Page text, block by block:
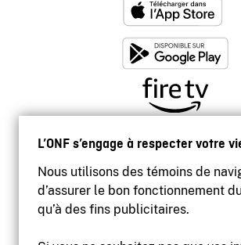
L’ONF s’engage à respecter votre
Nous utilisons des témoins de
d’assurer le bon fonctionnement
qu’à des fins publicitaires.